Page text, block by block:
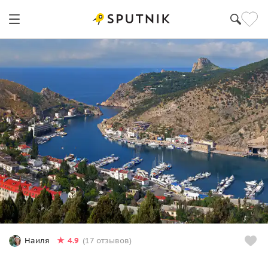
Наиля 4.9 (17 отзывов)